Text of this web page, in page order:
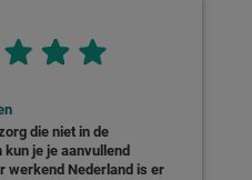
die niet in de
je je aanvullend
werkend Nederland is er